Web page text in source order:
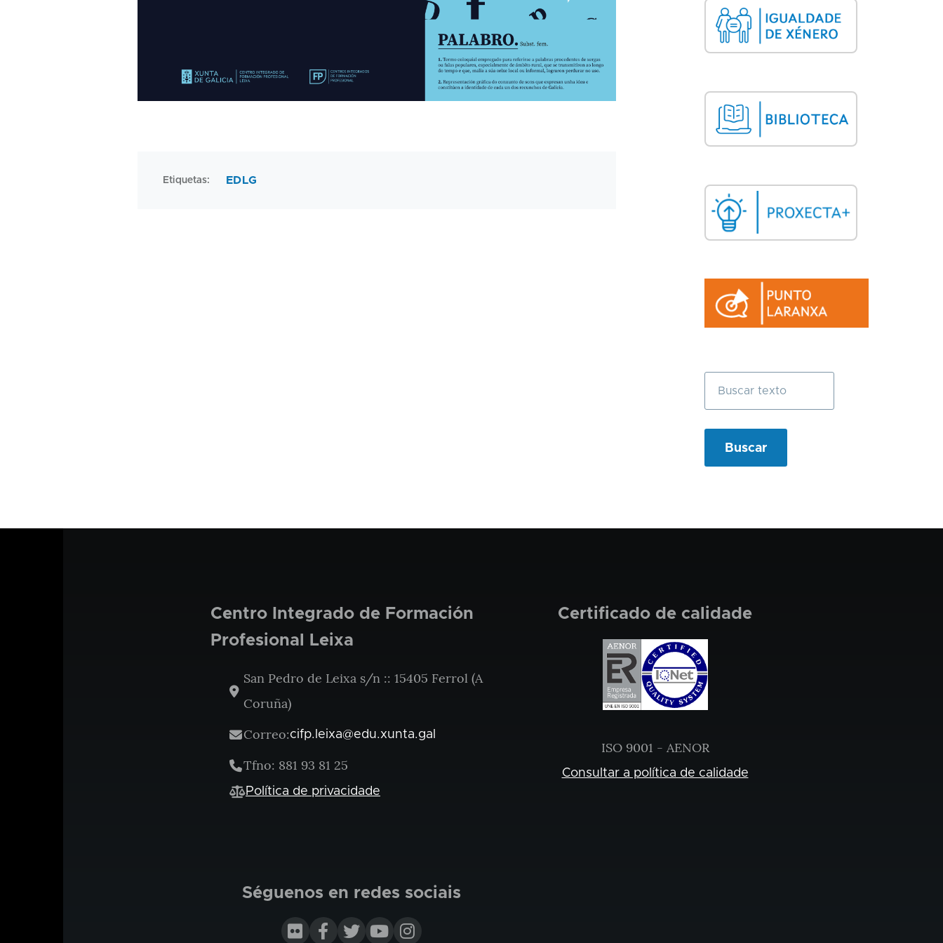
Etiquetas EDLG
Buscar
Centro Integrado de Formación
Profesional Leixa
San Pedro de Leixa s/n :: 15405 Ferrol (A
Coruña)
Correo:cifp.leixa@edu.xunta.gal
Tfno: 881 93 81 25
Política de privacidade
Certificado de calidade
ISO 9001 - AENOR
Consultar a política de calidade
Séguenos en redes sociais